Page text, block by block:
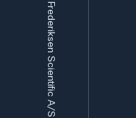
Frederiksen Scientific A/S